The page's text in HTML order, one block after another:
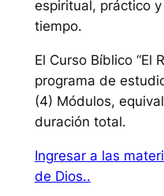
espiritual, práctico
tiempo.
El Curso Bíblico “El
programa de
(4) Módulos,
duración total.
Ingresar a las
de Dios..